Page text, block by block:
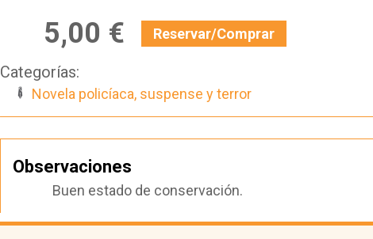
5,00 € Reservar/Comprar
Categorías:
Novela policíaca, suspense y terror
Observaciones
Buen estado de conservación.